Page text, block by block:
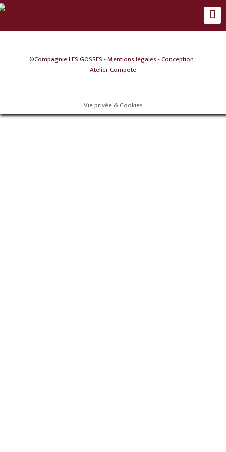
©Compagnie LES GOSSES -Mentions légales- Conception :
Atelier Compöte
Vie privée & Cookies